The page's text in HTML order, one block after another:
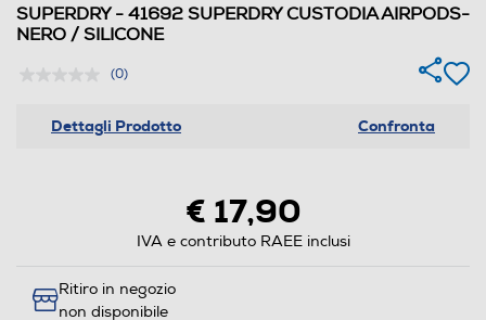
SUPERDRY - 41692 SUPERDRY CUSTODIA AIRPODS-
NERO / SILICONE
(0)
Dettagli Prodotto Confronta
€ 17,90
IVA e contributo RAEE inclusi
Ritiro in negozio
non disponibile